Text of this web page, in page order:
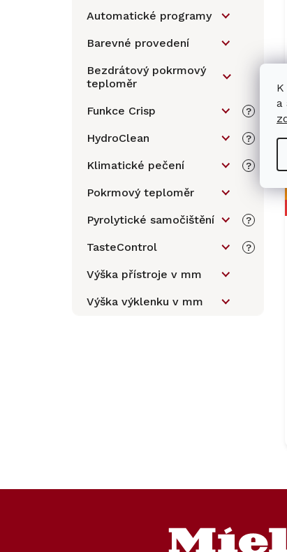
a
Automatické programy
Barevné provedení
Bezdrátový pokrmový
teploměr
Funkce Crisp ?
HydroClean ?
Klimatické pečení ?
Pokrmový teploměr
Pyrolytické samočištění ?
TasteControl ?
Výška přístroje v mm
Výška výklenku v mm
ů